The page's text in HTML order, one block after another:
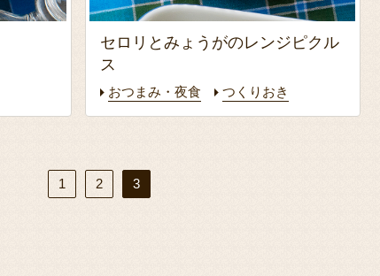
セロリとみょうがのレンジピクル
ス
おつまみ・夜食 つくりおき
1 2 3